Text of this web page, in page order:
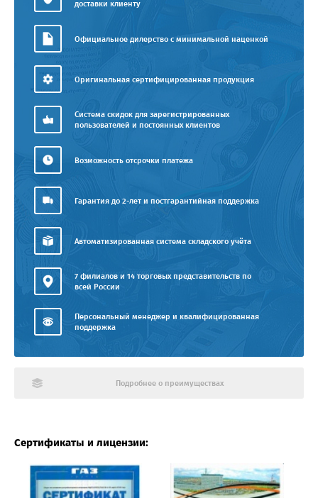
доставки клиенту
Официальное дилерство с минимальной наценкой
Оригинальная сертифицированная продукция
Система скидок для зарегистрированных
пользователей и постоянных клиентов
Возможность отсрочки платежа
Гарантия до 2-лет и постгарантийная поддержка
Автоматизированная система складского учёта
7 филиалов и 14 торговых представительств по
всей России
Персональный менеджер и квалифицированная
поддержка
Подробнее о преимуществах
Сертификаты и лицензии: